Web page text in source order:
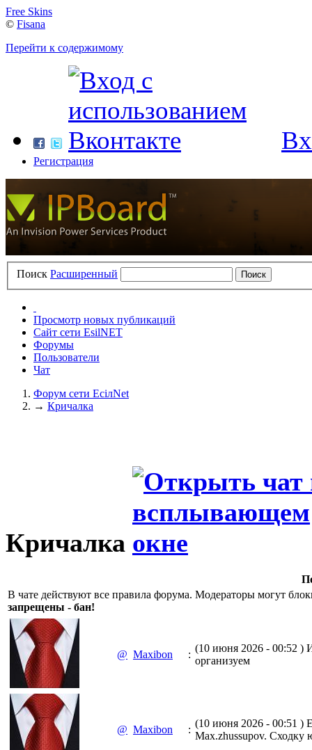
Free Skins
© Fisana
Перейти к содержимому
Регистрация
Поиск Расширенный
Просмотр новых публикаций
Сайт сети EsilNET
Форумы
Пользователи
Чат
Форум сети EciлNet
→ Кричалка
Кричалка
В чате действуют все правила форума. Модераторы могут
запрещены - бан!
@ Maxibon :
(10 июня 2026 - 00:52 )
организуем
@ Maxibon :
(10 июня 2026 - 00:51 )
Max.zhussupov. Сходку